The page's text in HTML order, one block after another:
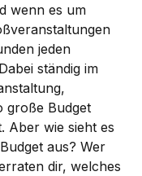
wenn es um
jeden
ständig im
große Budget
Aber wie sieht es
aus? Wer
dir, welches